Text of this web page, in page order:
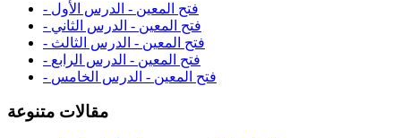
- فتح المعين - الدرس الأول
- فتح المعين - الدرس الثاني
- فتح المعين - الدرس الثالث
- فتح المعين - الدرس الرابع
- فتح المعين - الدرس الخامس
مقالات متنوعة